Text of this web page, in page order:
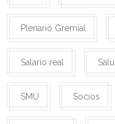
Plenario Gremial
Salario real
SMU Socios